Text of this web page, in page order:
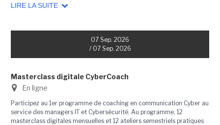
LIRE LA SUITE
07 Sep. 2026
/ 07 Sep. 2026
Masterclass digitale CyberCoach
En ligne
Participez au 1er programme de coaching en communication Cyber au
service des managers IT et Cybersécurité. Au programme, 12
masterclass digitales mensuelles et 12 ateliers semestriels pratiques